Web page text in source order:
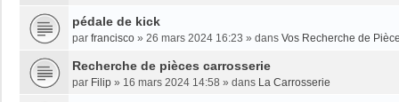
pédale de kick
par francisco » 26 mars 2024 16:23 » dans Vos Recherche de
Recherche de pièces carrosserie
par Filip » 16 mars 2024 14:58 » dans La Carrosserie